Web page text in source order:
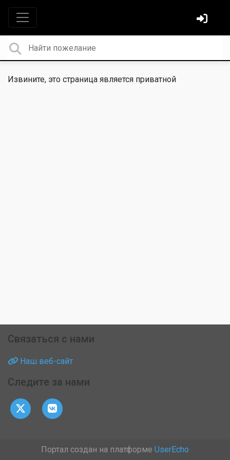
Извините, это страница является приватной
Связаться с нами
Наш веб-сайт
Следите за нами
Портал создан на платформе UserEcho